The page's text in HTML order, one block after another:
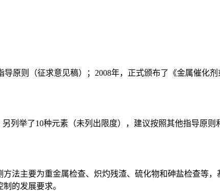
则（征求意见稿）；2008年，正式颁布了《金属催化
举了10种元素（未列出限度），建议按照其他指导原则
主要为重金属检查、炽灼残渣、硫化物和砷盐检查等，
的发展要求。